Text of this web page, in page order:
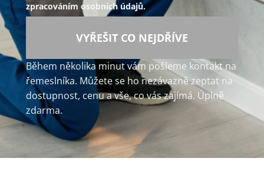
zpracováním osobních údajů.
VYŘEŠIT CO NEJDŘÍVE
Během několika minut vám pošleme kontakt na
řemeslníka. Můžete se ho nezávazně zeptat na
dostupnost, cenu a vše, co vás zajímá. Úplně
zdarma.